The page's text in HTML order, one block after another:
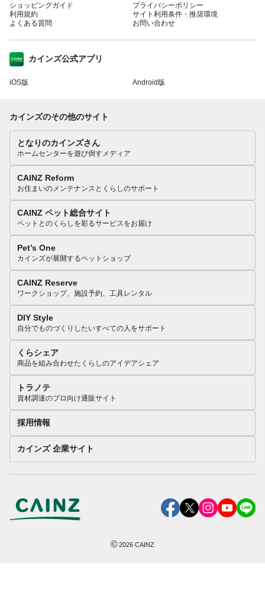
ショッピングガイド
利用規約
よくある質問
プライバシーポリシー
サイト利用条件・推奨環境
お問い合わせ
カインズ公式アプリ
iOS版 Android版
カインズのその他のサイト
となりのカインズさん
ホームセンターを遊び倒すメディア
CAINZ Reform
お住まいのメンテナンスとくらしのサポート
CAINZ ペット総合サイト
ペットとのくらしを彩るサービスをお届け
Pet’s One
カインズが展開するペットショップ
CAINZ Reserve
ワークショップ、施設予約、工具レンタル
DIY Style
自分でものづくりしたいすべての人をサポート
くらシェア
商品を組み合わせたくらしのアイデアシェア
トラノテ
資材調達のプロ向け通販サイト
採用情報
カインズ 企業サイト
©2026 CAINZ